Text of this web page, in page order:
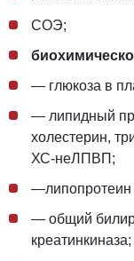
СОЭ;
— глюкоза в
— липидный
холестерин,
ХС-неЛПВП;
— общий
креатинкиназа;